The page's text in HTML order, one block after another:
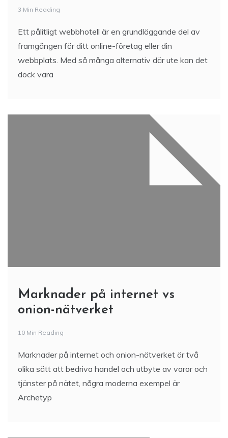
3 Min Reading
Ett pålitligt webbhotell är en grundläggande del av
framgången för ditt online-företag eller din
webbplats. Med så många alternativ där ute kan det
dock vara
Marknader på internet vs
onion-nätverket
10 Min Reading
Marknader på internet och onion-nätverket är två
olika sätt att bedriva handel och utbyte av varor och
tjänster på nätet, några moderna exempel är
Archetyp